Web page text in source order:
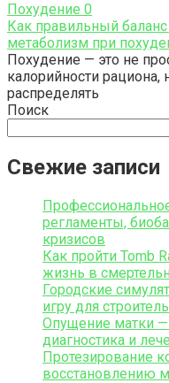
Похудение 0
Как правильный
метаболизм при
Похудение — это не
калорийности
распределять
Поиск
Свежие записи
регламенты,
кризисов
Как пройти Tomb
жизнь в
Городские
игру для
Опущение матки
диагностика и
Протезирование
восстановлению